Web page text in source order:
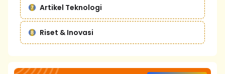
Artikel Teknologi
Riset & Inovasi